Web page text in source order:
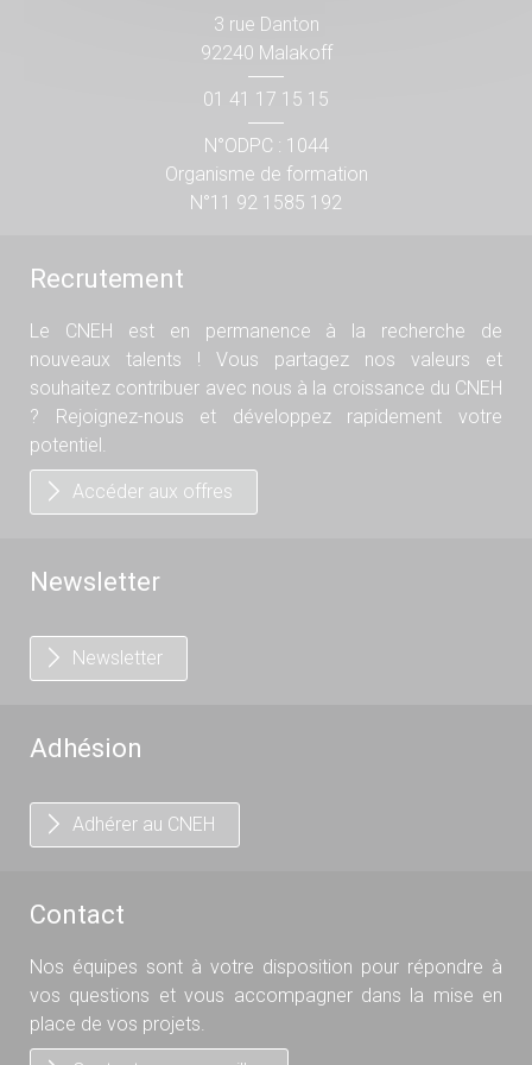
3 rue Danton
92240 Malakoff
01 41 17 15 15
N°ODPC : 1044
Organisme de formation
N°11 92 1585 192
Recrutement
Le CNEH est en permanence à la recherche de
nouveaux talents ! Vous partagez nos valeurs et
souhaitez contribuer avec nous à la croissance du CNEH
? Rejoignez-nous et développez rapidement votre
potentiel.
Accéder aux offres
Newsletter
Newsletter
Adhésion
Adhérer au CNEH
Contact
Nos équipes sont à votre disposition pour répondre à
vos questions et vous accompagner dans la mise en
place de vos projets.